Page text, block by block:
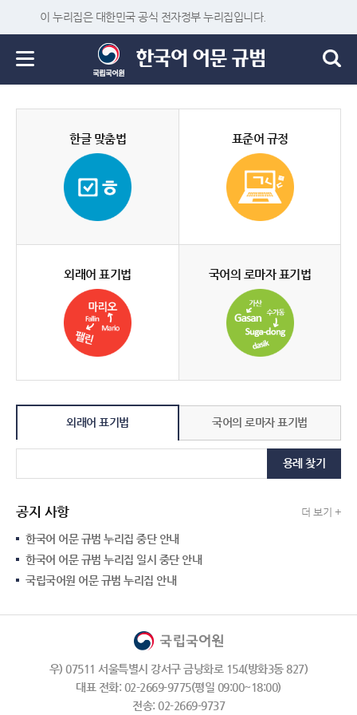
이 누리집은 대한민국 공식 전자정부 누리집입니다.
한글 맞춤법 표준어 규정
외래어 표기법 국어의 로마자 표기법
외래어 표기법 국어의 로마자 표기법
용례 찾기
공지 사항 더 보기 +
한국어 어문 규범 누리집 중단 안내
한국어 어문 규범 누리집 일시 중단 안내
국립국어원 어문 규범 누리집 안내
우) 07511 서울특별시 강서구 금낭화로 154(방화3동 827)
대표 전화: 02-2669-9775(평일 09:00~18:00)
전송: 02-2669-9737